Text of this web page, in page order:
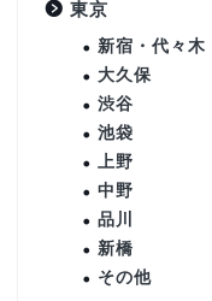
東京
新宿・代々木
大久保
渋谷
池袋
上野
中野
品川
新橋
その他